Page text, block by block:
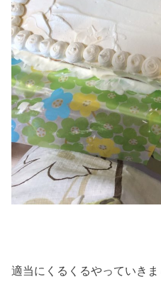
適当にくるくるやっていき